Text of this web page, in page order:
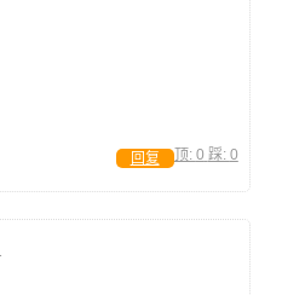
顶: 0 踩: 0
回复